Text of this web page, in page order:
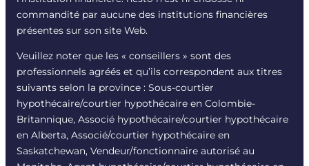
commandité par aucune des institutions financières
présentes sur son site Web.
Veuillez noter que les « conseillers » sont des
professionnels agréés et qu’ils correspondent aux titres
suivants selon la province : Sous-courtier
hypothécaire/courtier hypothécaire en Colombie-
Britannique, Associé hypothécaire/courtier hypothécaire
en Alberta, Associé/courtier hypothécaire en
Saskatchewan, Vendeur/fonctionnaire autorisé au